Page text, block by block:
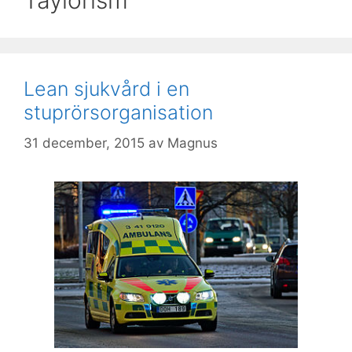
Lean sjukvård i en
stuprörsorganisation
31 december, 2015 av Magnus